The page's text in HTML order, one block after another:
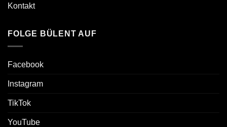
Kontakt
FOLGE BÜLENT AUF
Facebook
Instagram
TikTok
YouTube